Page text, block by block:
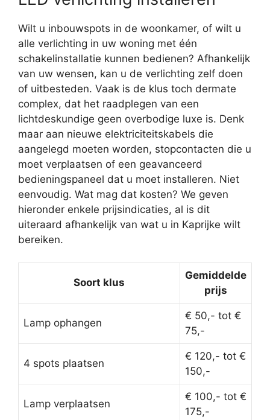
Wilt u inbouwspots in de woonkamer, of wilt u
alle verlichting in uw woning met één
schakelinstallatie kunnen bedienen? Afhankelijk
van uw wensen, kan u de verlichting zelf doen
of uitbesteden. Vaak is de klus toch dermate
complex, dat het raadplegen van een
lichtdeskundige geen overbodige luxe is. Denk
maar aan nieuwe elektriciteitskabels die
aangelegd moeten worden, stopcontacten die u
moet verplaatsen of een geavanceerd
bedieningspaneel dat u moet installeren. Niet
eenvoudig. Wat mag dat kosten? We geven
hieronder enkele prijsindicaties, al is dit
uiteraard afhankelijk van wat u in Kaprijke wilt
bereiken.
Soort klus
Gemiddelde
prijs
Lamp ophangen
€ 50,- tot €
75,-
4 spots plaatsen
€ 120,- tot €
150,-
Lamp verplaatsen
€ 100,- tot €
175,-